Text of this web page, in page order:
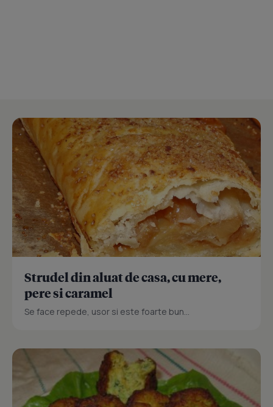
Strudel din aluat de casa, cu mere,
pere si caramel
Se face repede, usor si este foarte bun...